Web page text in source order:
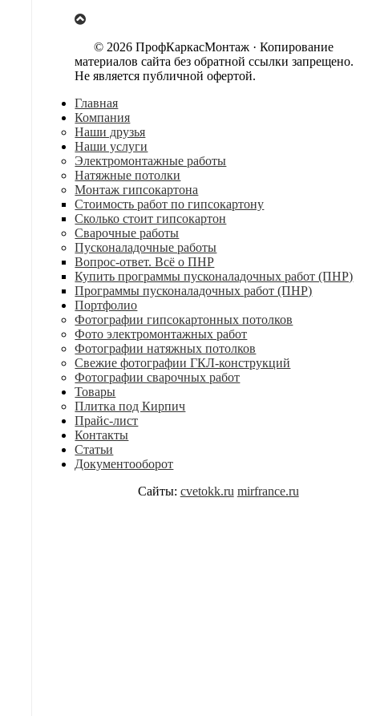
© 2026 ПрофКаркасМонтаж · Копирование
материалов сайта без обратной ссылки запрещено.
Не является публичной офертой.
Главная
Компания
Наши друзья
Наши услуги
Электромонтажные работы
Натяжные потолки
Монтаж гипсокартона
Стоимость работ по гипсокартону
Сколько стоит гипсокартон
Сварочные работы
Пусконаладочные работы
Вопрос-ответ. Всё о ПНР
Купить программы пусконаладочных работ (ПНР)
Программы пусконаладочных работ (ПНР)
Портфолио
Фотографии гипсокартонных потолков
Фото электромонтажных работ
Фотографии натяжных потолков
Свежие фотографии ГКЛ-конструкций
Фотографии сварочных работ
Товары
Плитка под Кирпич
Прайс-лист
Контакты
Статьи
Документооборот
Сайты: cvetokk.ru mirfrance.ru